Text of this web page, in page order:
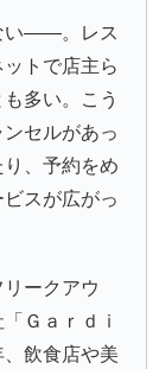
い――。レス
トで店主ら
多い。こう
セルがあっ
、予約をめ
スが広がっ
ークアウ
Ｇａｒｄｉ
飲食店や美